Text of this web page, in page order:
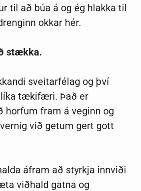
til að búa á og ég hlakka til
okkar hér.
stækka.
sveitarfélag og því
líka tækifæri. Það er
fram á veginn og
við getum gert gott
áfram að styrkja innviði
viðhald gatna og